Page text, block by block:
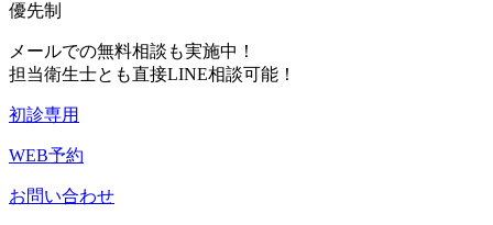
優先制
メールでの無料相談も実施中！
担当衛生士とも直接LINE相談可能！
初診専用
WEB予約
お問い合わせ